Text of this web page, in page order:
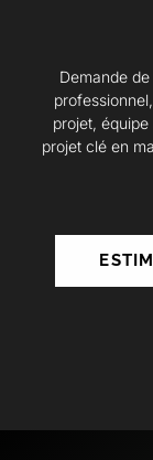
Demande
projet,
projet clé en